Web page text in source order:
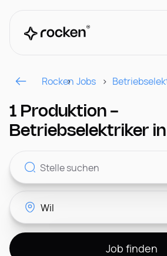
Für Arbeitgeber
Kontakt
CH
Rocken Jobs
1 Produktion -
Betriebselektriker in
Job finden